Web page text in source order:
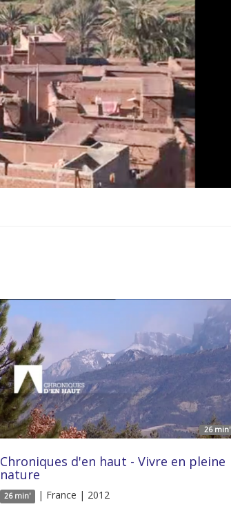
26 min'
Chroniques d'en haut - Vivre en pleine
nature
26 min' | France | 2012